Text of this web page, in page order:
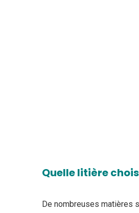
Quelle litière
De nombreuses matières